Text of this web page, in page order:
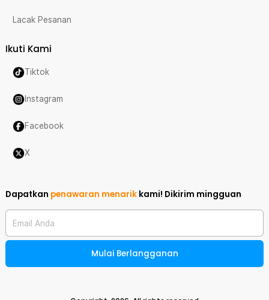
Lacak Pesanan
Ikuti Kami
Tiktok
Instagram
Facebook
X
Dapatkan penawaran menarik kami! Dikirim mingguan
Email Anda
Mulai Berlangganan